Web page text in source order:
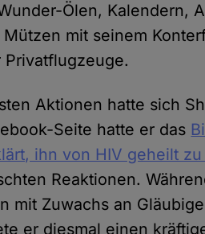
Ölen, Kalendern,
mit seinem
Aktionen hatte sich
Seite hatte er das
ihn von HIV geheilt zu
Reaktionen.
mit Zuwachs an
er diesmal einen